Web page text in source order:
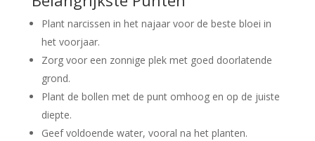
Plant narcissen in het najaar voor de beste bloei in
het voorjaar.
Zorg voor een zonnige plek met goed doorlatende
grond.
Plant de bollen met de punt omhoog en op de juiste
diepte.
Geef voldoende water, vooral na het planten.